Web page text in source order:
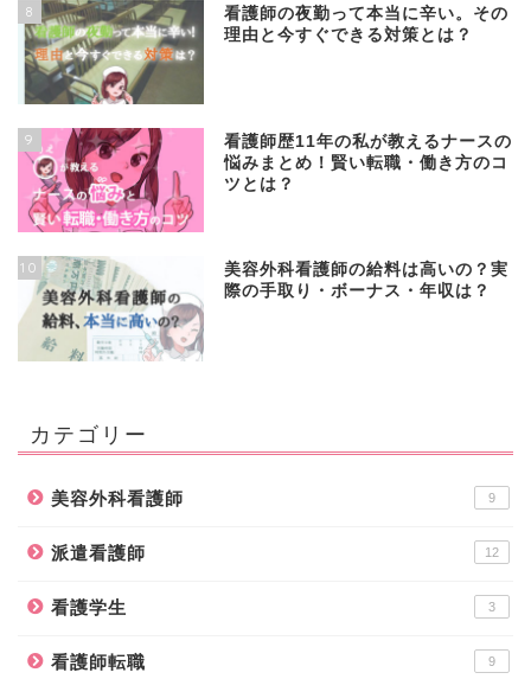
8
看護師の夜勤って本当に辛い。その
理由と今すぐできる対策とは？
9
看護師歴11年の私が教えるナースの
悩みまとめ！賢い転職・働き方のコ
ツとは？
10
美容外科看護師の給料は高いの？実
際の手取り・ボーナス・年収は？
カテゴリー
美容外科看護師 9
派遣看護師 12
看護学生 3
看護師転職 9